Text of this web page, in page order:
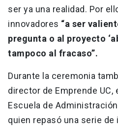
ser ya una realidad. Por
innovadores “a ser
pregunta o al proyecto
tampoco al fracaso”.
Durante la ceremonia
director de Emprende UC,
Escuela de
quien repasó una serie